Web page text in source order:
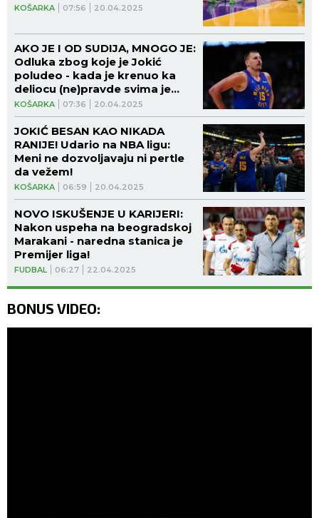
KOŠARKA 07:56 20.04.2025
KOŠARKA 07:36 20.04.2025
AKO JE I OD SUDIJA, MNOGO JE:
Odluka zbog koje je Jokić
poludeo - kada je krenuo ka
deliocu (ne)pravde svima je
zastao dah! (VIDEO)
KOŠARKA 06:59 20.04.2025
JOKIĆ BESAN KAO NIKADA
RANIJE! Udario na NBA ligu:
Meni ne dozvoljavaju ni pertle
da vežem!
FUDBAL 06:27 22.04.2025
NOVO ISKUŠENJE U KARIJERI:
Nakon uspeha na beogradskoj
Marakani - naredna stanica je
Premijer liga!
BONUS VIDEO: